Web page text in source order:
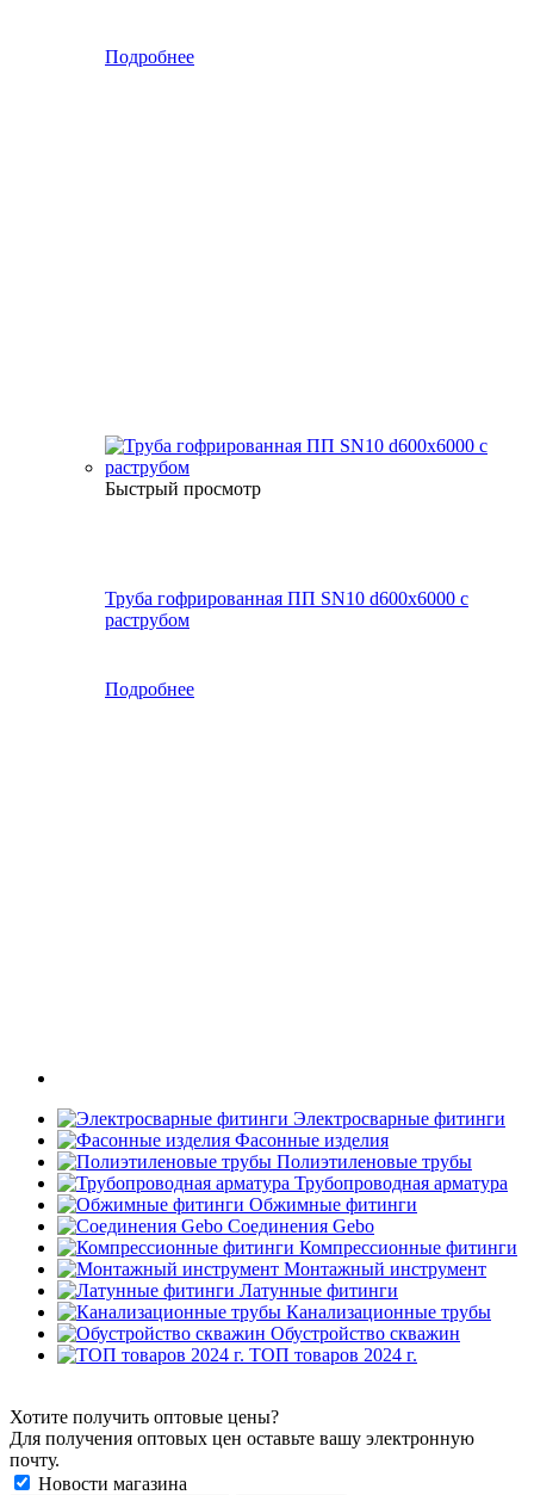
Подробнее
Быстрый просмотр
Труба гофрированная ПП SN10 d600х6000 с
раструбом
Подробнее
Электросварные фитинги
Фасонные изделия
Полиэтиленовые трубы
Трубопроводная арматура
Обжимные фитинги
Соединения Gebo
Компрессионные фитинги
Монтажный инструмент
Латунные фитинги
Канализационные трубы
Обустройство скважин
ТОП товаров 2024 г.
Хотите получить оптовые цены?
Для получения оптовых цен оставьте вашу электронную
почту.
Новости магазина